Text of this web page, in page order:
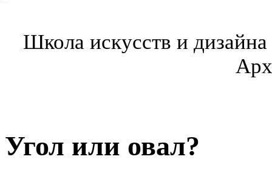
Школа искусств и
Угол или овал?